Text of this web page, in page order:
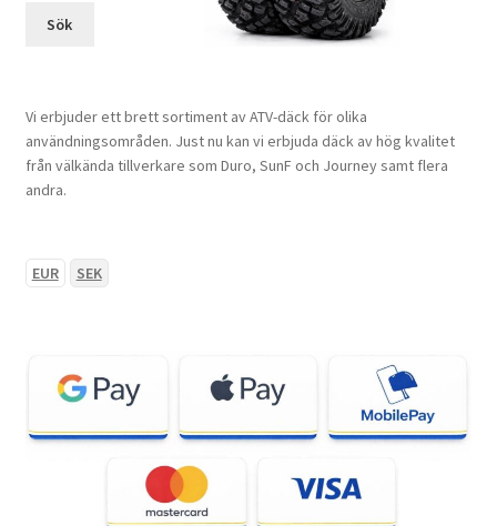
Sök
Vi erbjuder ett brett sortiment av ATV-däck för olika
användningsområden. Just nu kan vi erbjuda däck av hög kvalitet
från välkända tillverkare som Duro, SunF och Journey samt flera
andra.
EUR SEK